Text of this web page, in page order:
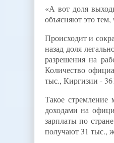
«А вот доля
объясняют это
Происходит и
назад доля
разрешения на
Количество
тыс., Киргизии -
Такое
доходами на
зарплаты по
получают 31 тыс.,